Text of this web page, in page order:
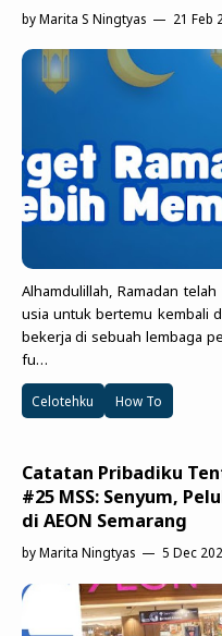
byMarita S Ningtyas 21 Feb
Alhamdulillah, Ramadan
usia untuk bertemu kembali
bekerja di sebuah lembaga
fu…
Celotehku How To
Catatan Pribadiku
#25 MSS: Senyum,
di AEON Semarang
byMarita Ningtyas 5 Dec